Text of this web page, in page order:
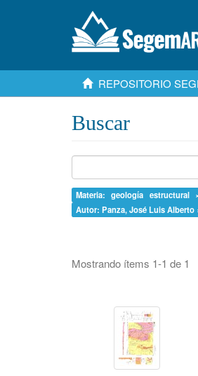
REPOSITORIO
Buscar
Materia: geología estructural
Autor: Panza, José Luis Alberto
Mostrando ítems 1-1 de 1